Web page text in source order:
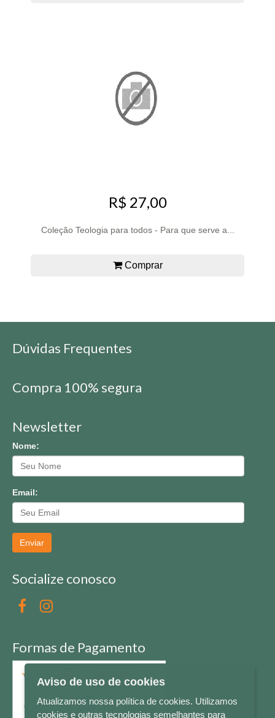
R$ 27,00
Coleção Teologia para todos - Para que serve a...
Comprar
Dúvidas Frequentes
Compra 100% segura
Newsletter
Nome:
Email:
Enviar
Socialize conosco
Formas de Pagamento
Aviso de uso de cookies
Atualizamos nossa política de cookies. Utilizamos
cookies e outras tecnologias semelhantes para